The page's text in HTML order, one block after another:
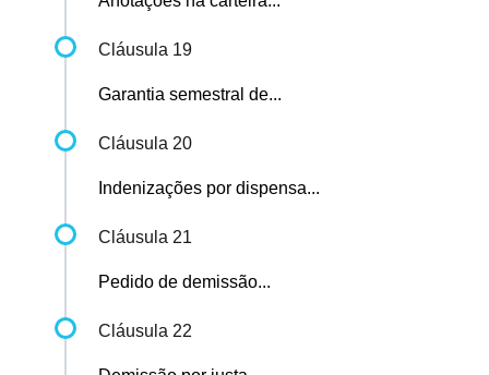
Cláusula 19
Garantia semestral de...
Cláusula 20
Indenizações por dispensa...
Cláusula 21
Pedido de demissão...
Cláusula 22